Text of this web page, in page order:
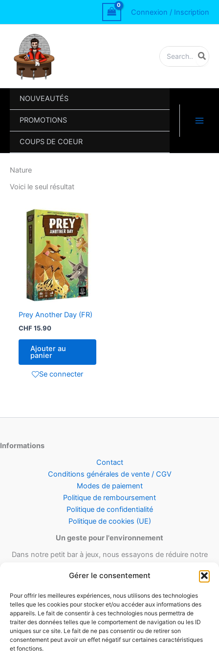
Gérer le consentement
Pour offrir les meilleures expériences, nous utilisons des technologies
telles que les cookies pour stocker et/ou accéder aux informations des
appareils. Le fait de consentir à ces technologies nous permettra de
traiter des données telles que le comportement de navigation ou les ID
uniques sur ce site. Le fait de ne pas consentir ou de retirer son
consentement peut avoir un effet négatif sur certaines caractéristiques
et fonctions.
Connexion / Inscription
Rechercher:
NOUVEAUTÉS
PROMOTIONS
COUPS DE COEUR
Nature
Voici le seul résultat
Prey Another Day (FR)
CHF15.90
Ajouter au
panier
Se connecter
Informations
Contact
Conditions générales de vente / CGV
Modes de paiement
Politique de remboursement
Politique de confidentialité
Politique de cookies (UE)
Un geste pour l'environnement
Dans notre petit bar à jeux, nous essayons de réduire notre
réutilisable ainsi qu’un minimum de matériel d’emballage lors de